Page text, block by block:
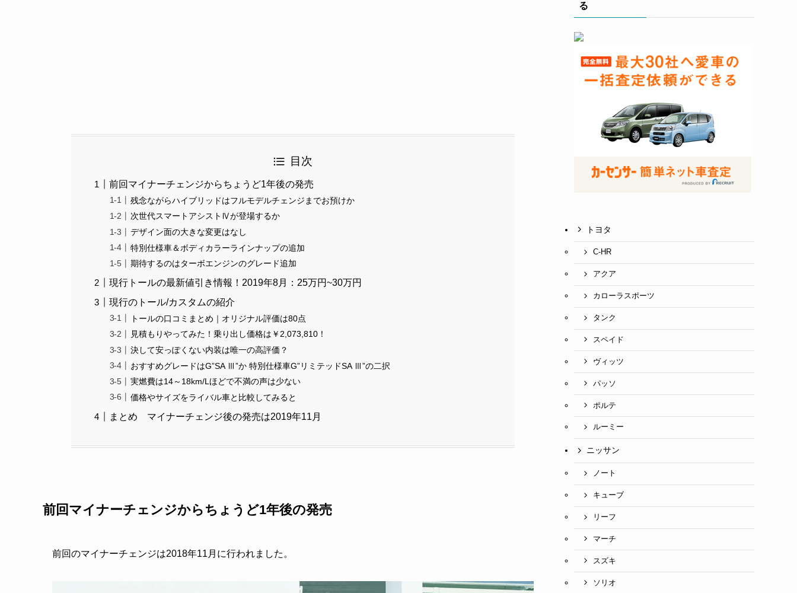
目次
前回マイナーチェンジからちょうど1年後の発売
残念ながらハイブリッドはフルモデルチェンジまでお預けか
次世代スマートアシストⅣが登場するか
デザイン面の大きな変更はなし
特別仕様車＆ボディカラーラインナップの追加
期待するのはターボエンジンのグレード追加
現行トールの最新値引き情報！2019年8月：25万円~30万円
現行のトール/カスタムの紹介
トールの口コミまとめ｜オリジナル評価は80点
見積もりやってみた！乗り出し価格は￥2,073,810！
決して安っぽくない内装は唯一の高評価？
おすすめグレードはG”SA Ⅲ”か 特別仕様車G”リミテッドSA Ⅲ”の二択
実燃費は14～18km/Lほどで不満の声は少ない
価格やサイズをライバル車と比較してみると
まとめ マイナーチェンジ後の発売は2019年11月
前回マイナーチェンジからちょうど1年後の発売
前回のマイナーチェンジは2018年11月に行われました。
る
トヨタ
C-HR
アクア
カローラスポーツ
タンク
スペイド
ヴィッツ
パッソ
ポルテ
ルーミー
ニッサン
ノート
キューブ
リーフ
マーチ
スズキ
ソリオ